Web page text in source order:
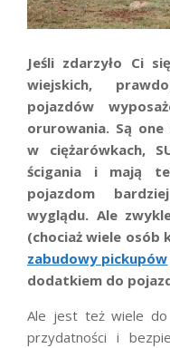
Jeśli zdarzyło Ci
wiejskich,
pojazdów
orurowania. Są one
w ciężarówkach,
ścigania i mają
pojazdom
wyglądu. Ale
(chociaż wiele osób
zabudowy pickupów
dodatkiem do
Ale jest też wiele
przydatności i